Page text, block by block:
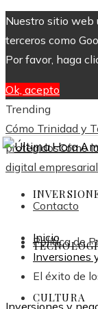
Nuestro sitio web
terceros como
Por favor, haga
Ok, acepto
Trending
Cómo Trinidad y
protegidosCómo
digital empresarial
Contacto
Política de
CULTURA
Inicio
Inversiones
El éxito de
Inversiones y